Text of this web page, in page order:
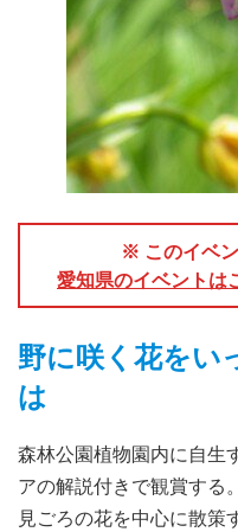
※ このイベン
愛知県のイベントは
野に咲く花をい
は
森林公園植物園内に自生
アの解説付きで観賞する
見ごろの花を中心に散策